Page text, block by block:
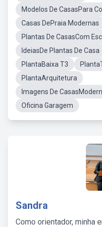
Modelos De CasasPara
Casas DePraia Modernas
Plantas De CasasCom
IdeiasDe Plantas De Casa
PlantaBaixa T3
PlantaArquitetura
Imagens De
Oficina Garagem
Sandra
Como orientador, minha